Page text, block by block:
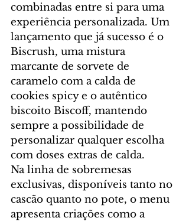
combinadas entre si para uma
experiência personalizada. Um
lançamento que já sucesso é o
Biscrush, uma mistura
marcante de sorvete de
caramelo com a calda de
cookies spicy e o autêntico
biscoito Biscoff, mantendo
sempre a possibilidade de
personalizar qualquer escolha
com doses extras de calda.
Na linha de sobremesas
exclusivas, disponíveis tanto no
cascão quanto no pote, o menu
apresenta criações como a